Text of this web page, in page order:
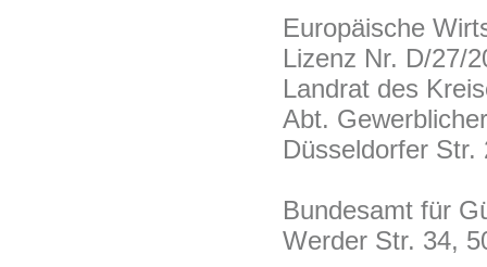
Europäische
Lizenz Nr. D/27/
Landrat des
Abt.
Düsseldorfer
Bundesamt für
Werder Str. 34,